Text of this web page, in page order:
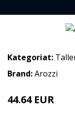
Kategoriat:
Brand:Arozzi
44.64 EUR